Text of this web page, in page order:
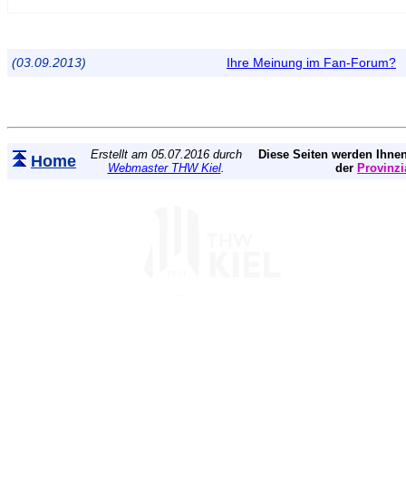
(03.09.2013) Ihre Meinung im Fan-Forum?
Home
Erstellt am 05.07.2016 durch
Webmaster THW Kiel.
Diese Seiten werden
der